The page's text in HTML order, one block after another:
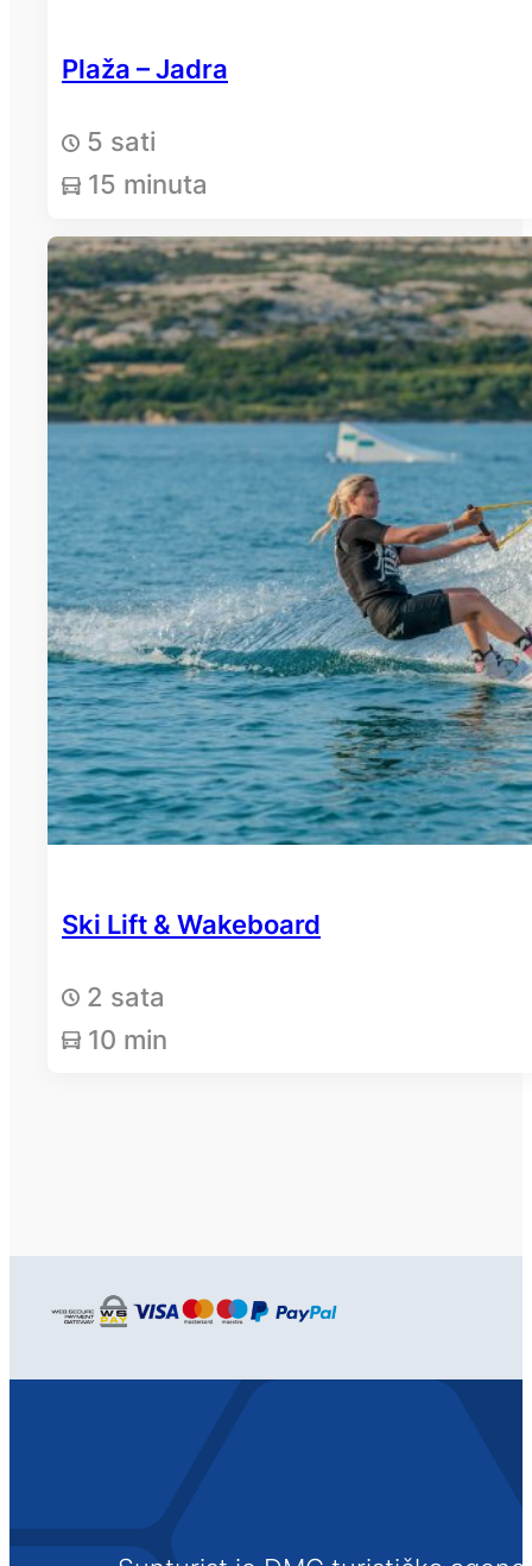
Plaža – Jadra
5 sati
15 minuta
Ski Lift & Wakeboard
2 sata
10 min